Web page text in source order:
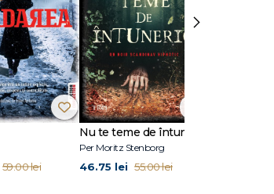
59.00 lei
Nu te teme de întuneric
Per Moritz Stenborg
46.75 lei 55.00 lei
›